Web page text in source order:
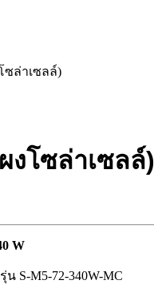
ซล่าเซลล์)
งโซล่าเซลล์)
W
S-M5-72-340W-MC